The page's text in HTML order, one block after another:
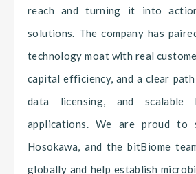
reach and turning it into
solutions. The company has
technology moat with real
capital efficiency, and a clear
data licensing, and scalable
applications. We are proud to
Hosokawa, and the bitBiome
globally and help establish